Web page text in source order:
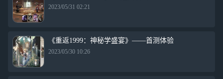
2023/05/31 02:21
《重返1999：神秘学盛宴》——首测体验
2023/05/30 10:26